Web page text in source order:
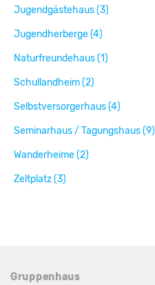
Jugendgästehaus (3)
Jugendherberge (4)
Naturfreundehaus (1)
Schullandheim (2)
Selbstversorgerhaus (4)
Seminarhaus / Tagungshaus (9)
Wanderheime (2)
Zeltplatz (3)
Gruppenhaus